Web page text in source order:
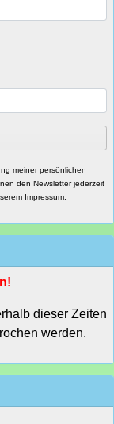
meiner persönlichen
den Newsletter jederzeit
Impressum.
dieser Zeiten
werden.